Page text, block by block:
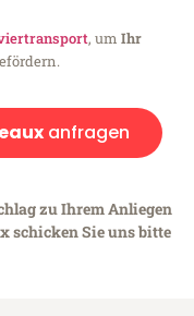
, um Ihr
anfragen
zu Ihrem Anliegen
schicken Sie uns bitte